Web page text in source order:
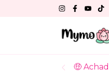
🤑